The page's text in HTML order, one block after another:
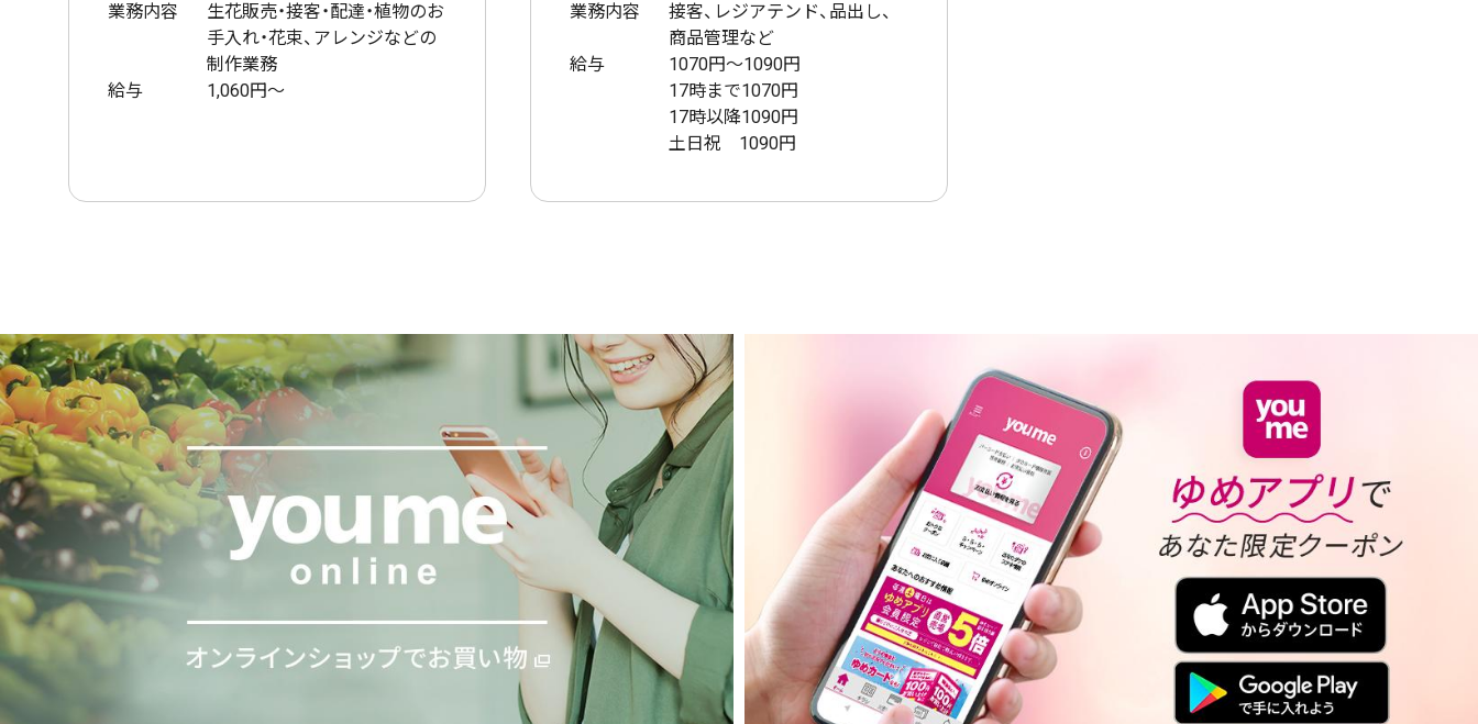
業務内容
生花販売・接客・配達・植物のお
手入れ・花束、アレンジなどの
制作業務
給与
1,060円〜
業務内容
接客、レジアテンド、品出し、
商品管理など
給与
1070円〜1090円
17時まで1070円
17時以降1090円
土日祝 1090円